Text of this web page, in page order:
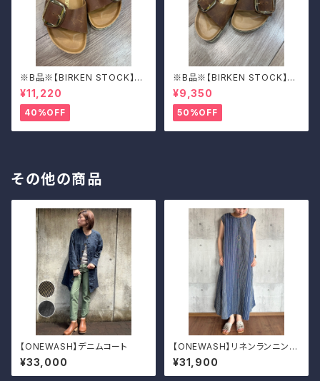
※B品※【BIRKEN STOCK】M
adrid Big Buckle/マドリッド
ビッグバックル 39
¥11,220
40%OFF
※B品※【BIRKEN STOCK】M
adrid Big Buckle/マドリッド
ビッグバックル 39
¥9,350
50%OFF
その他の商品
【ONEWASH】デニムコート
¥33,000
【ONEWASH】リネンランニング
ワンピース
¥31,900